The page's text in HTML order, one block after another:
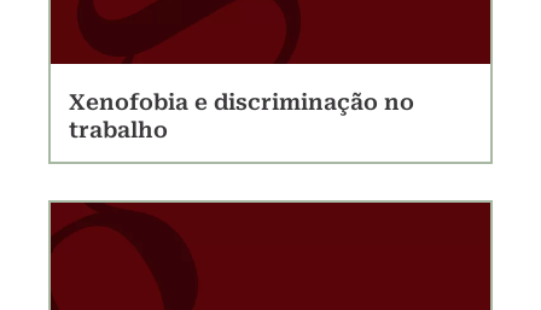
Xenofobia e discriminação no
trabalho